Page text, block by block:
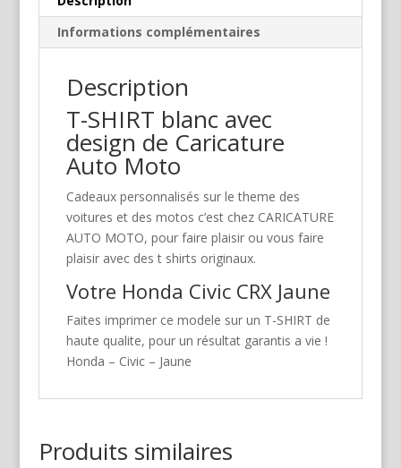
Informations complémentaires
Description
T-SHIRT blanc avec
design de Caricature
Auto Moto
Cadeaux personnalisés sur le theme des
voitures et des motos c’est chez CARICATURE
AUTO MOTO, pour faire plaisir ou vous faire
plaisir avec des t shirts originaux.
Votre Honda Civic CRX Jaune
Faites imprimer ce modele sur un T-SHIRT de
haute qualite, pour un résultat garantis a vie !
Honda – Civic – Jaune
Produits similaires